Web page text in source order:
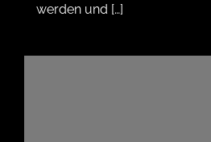
werden und […]